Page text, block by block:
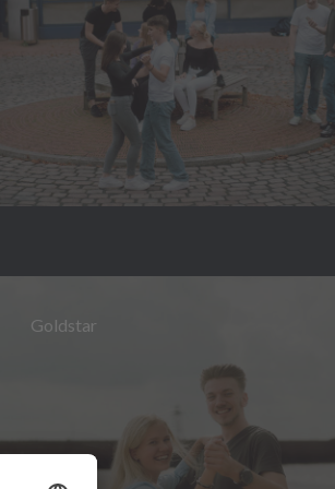
Goldstar